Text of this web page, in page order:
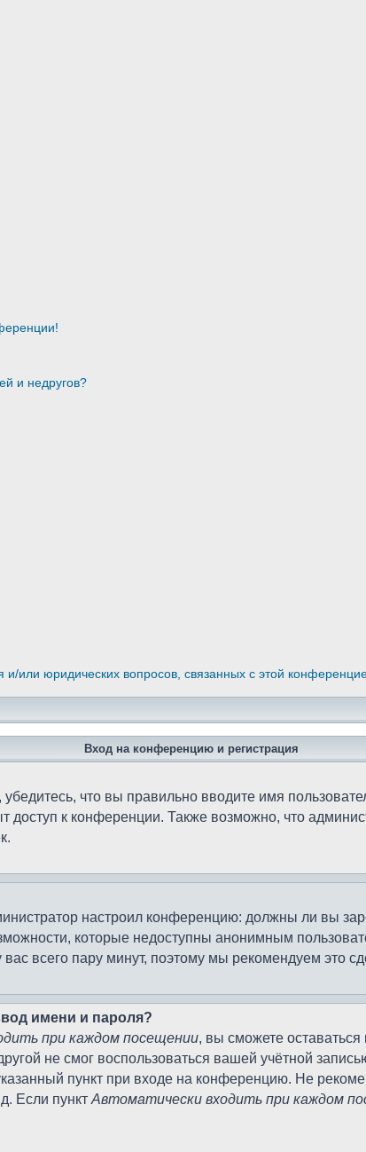
и недругов?
и/или юридических вопросов, связанных с этой
Вход на конференцию и регистрация
что вы правильно вводите имя
к конференции. Также возможно, что
настроил конференцию: должны ли вы
которые недоступны анонимным
всего пару минут, поэтому мы рекомендуем это
имени и пароля?
при каждом посещении, вы сможете
не смог воспользоваться вашей учётной
пункт при входе на конференцию. Не
Если пункт Автоматически входить при каждом